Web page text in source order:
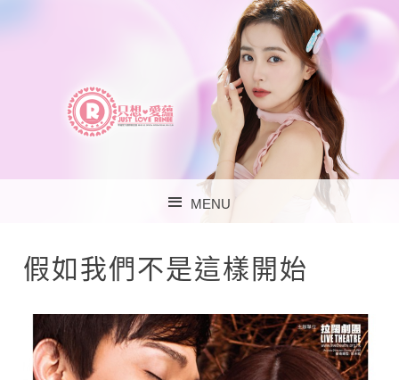
李蘊官方歌迷會 – 只
想‧愛蘊
MENU
假如我們不是這樣開始